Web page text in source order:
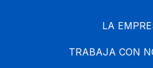
LA
TRABAJA CON